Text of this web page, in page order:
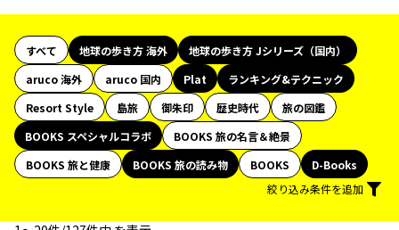
すべて 地球の歩き方 海外
地球の歩き方 Jシリーズ（国内）
aruco 海外
aruco 国内 Plat
ランキング&テクニック
Resort Style
島旅 御朱印 歴史時代
旅の図鑑
BOOKS スペシャルコラボ
BOOKS 旅の名言＆絶景
BOOKS 旅と健康
BOOKS 旅の読み物 BOOKS
D-Books
絞り込み条件を追加